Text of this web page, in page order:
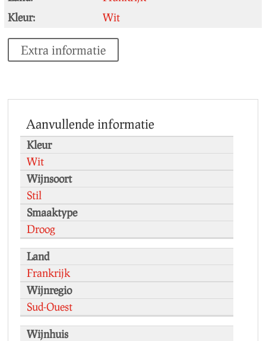
Kleur:
Wit
Extra informatie
Aanvullende informatie
Kleur
Wit
Wijnsoort
Stil
Smaaktype
Droog
Land
Frankrijk
Wijnregio
Sud-Ouest
Wijnhuis